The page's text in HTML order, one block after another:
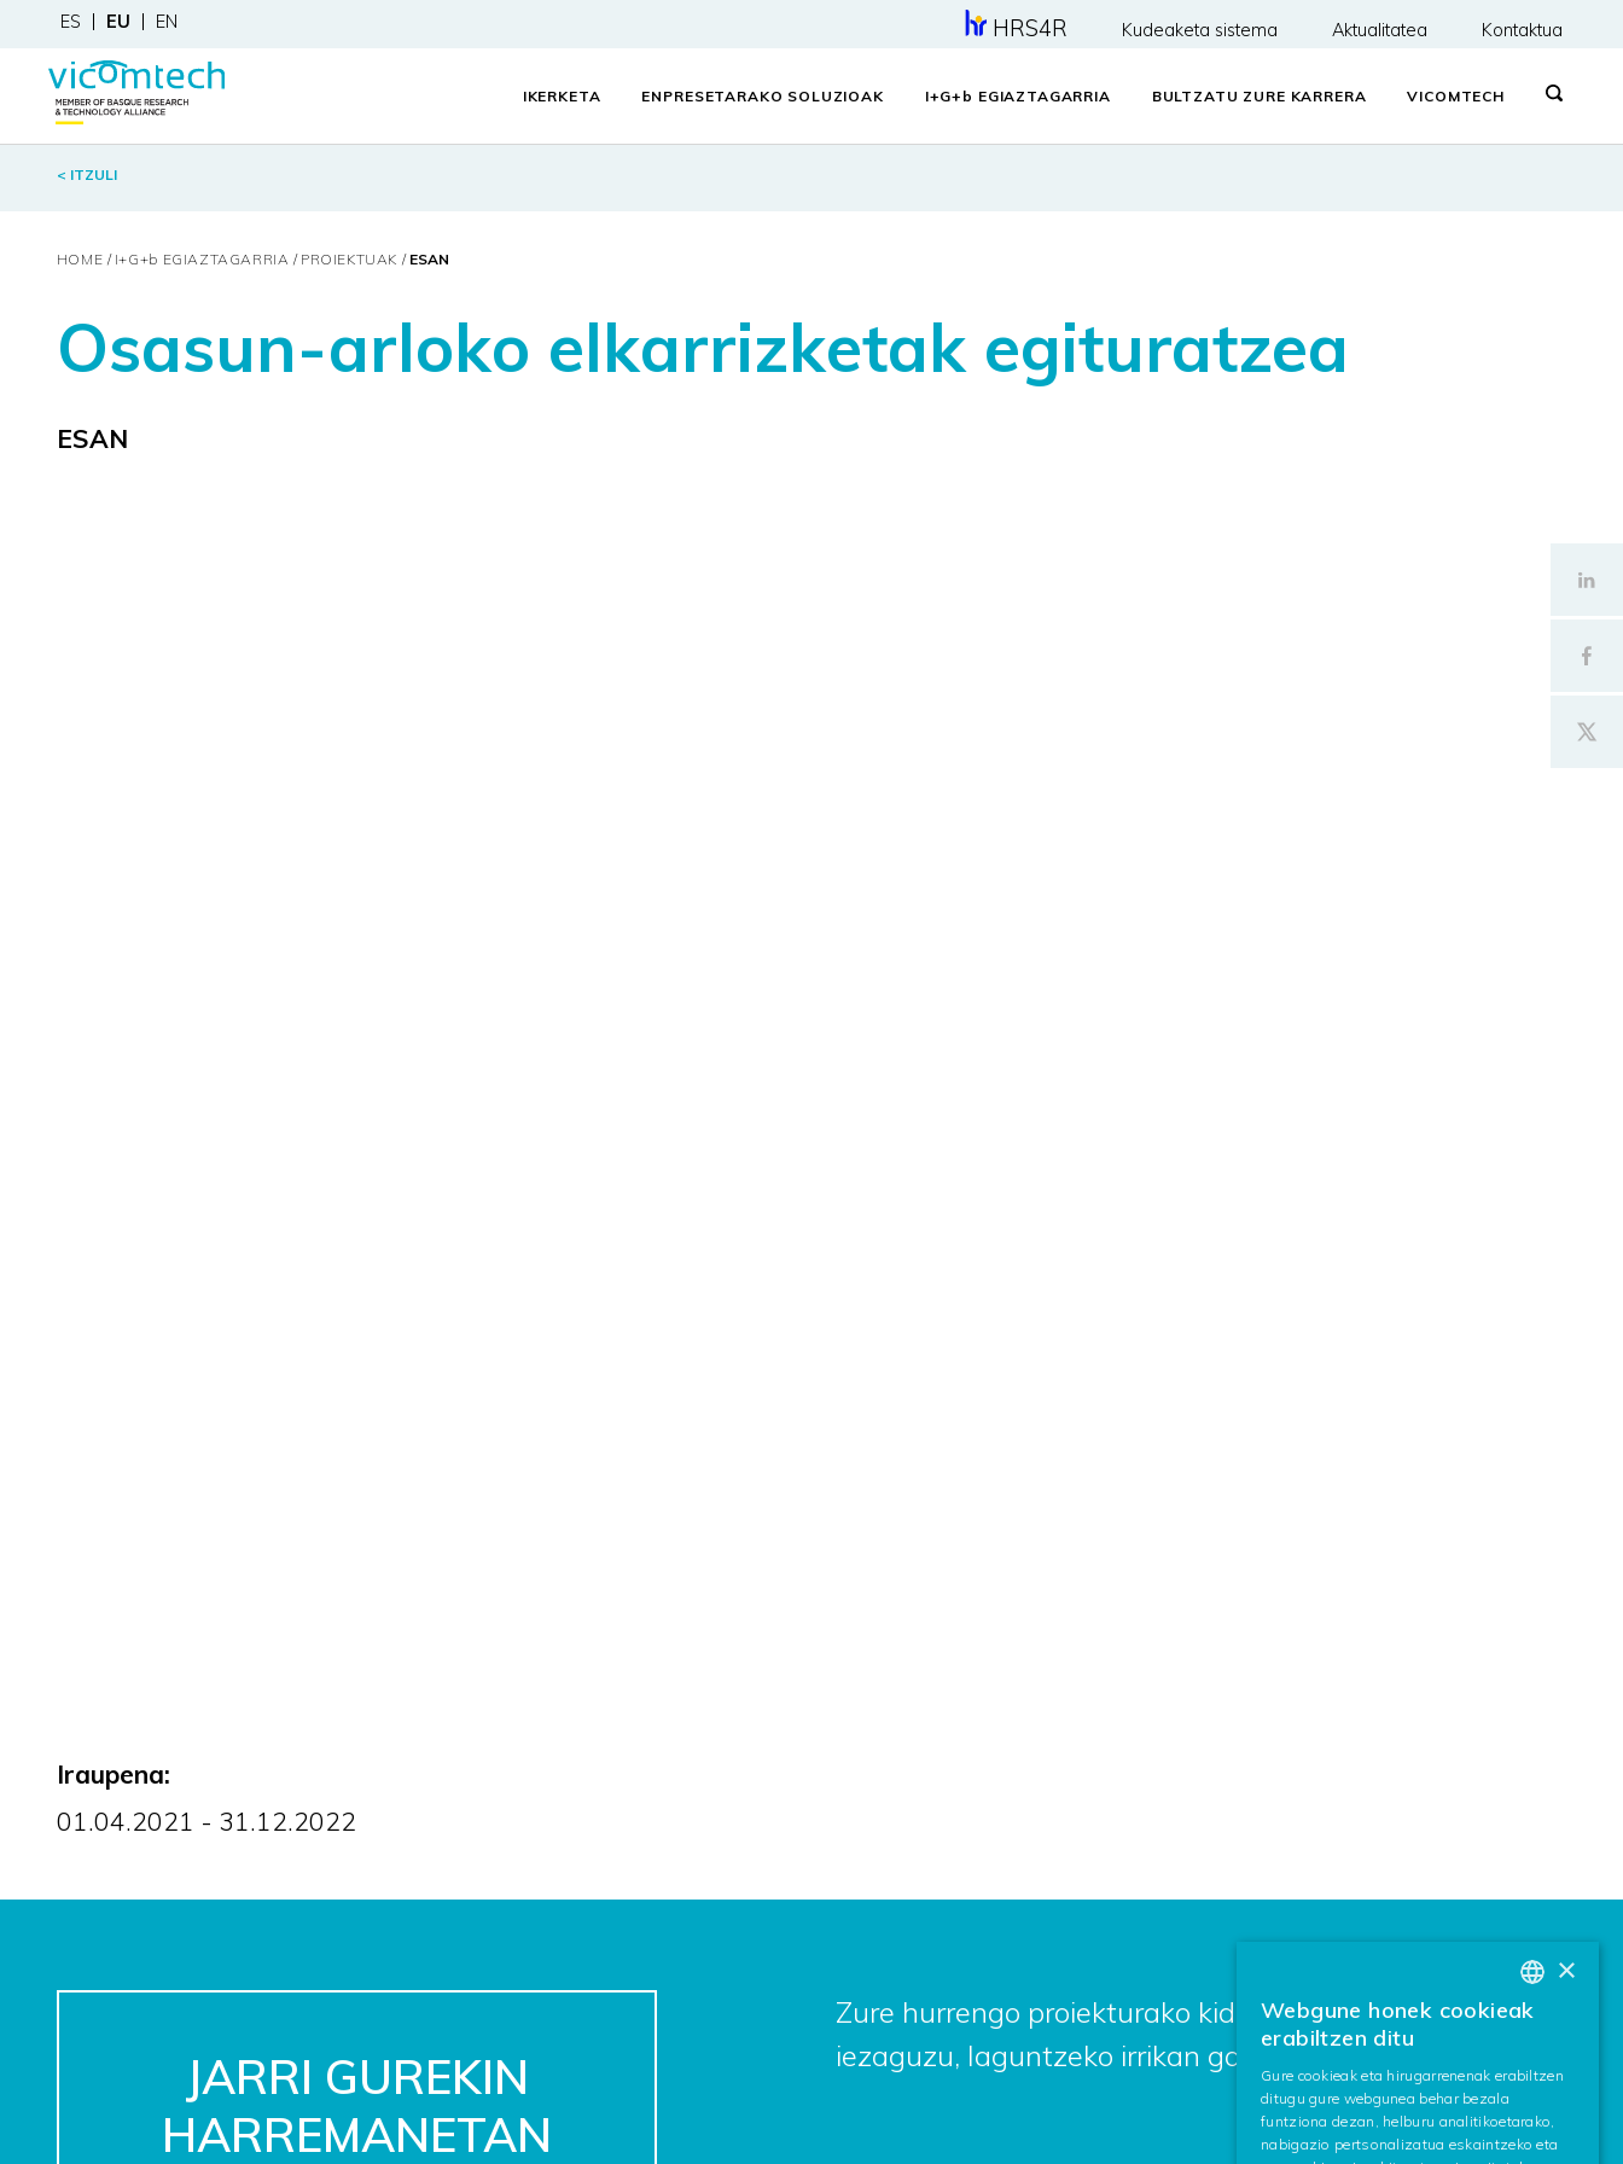
ES EU EN HRS4R Kudeaketa sistema Aktualitatea Kontaktua
IKERKETA ENPRESETARAKO SOLUZIOAK I+G+ b EGIAZTAGARRIA BULTZATU ZURE KARRERA VICOMTECH
< ITZULI
HOME I+G+b EGIAZTAGARRIA PROIEKTUAK ESAN
Osasun-arloko elkarrizketak egituratzea
ESAN
Iraupena:
01.04.2021 - 31.12.2022
JARRI GUREKIN
HARREMANETAN
Zure hurrengo proiekturako kide bila zabiltza? Idatz
iezaguzu, laguntzeko irrikan gaude.
BASQUE
×
Webgune honek cookieak
erabiltzen ditu
Gure cookieak eta hirugarrenenak erabiltzen
ditugu gure webgunea behar bezala
funtziona dezan, helburu analitikoetarako,
nabigazio pertsonalizatua eskaintzeko eta